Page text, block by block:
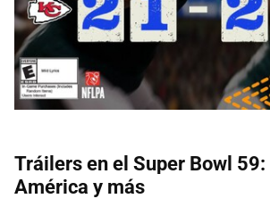
Tráilers en el Super Bowl 59:
América y más